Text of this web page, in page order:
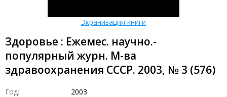
Экранизация книги
Здоровье : Ежемес. научно.-
популярный журн. М-ва
здравоохранения СССР. 2003, № 3 (576)
Год: 2003